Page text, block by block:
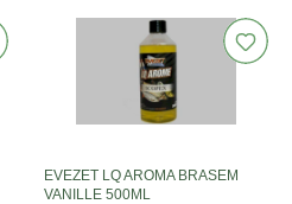
EVEZET LQ AROMA BRASEM
VANILLE 500ML